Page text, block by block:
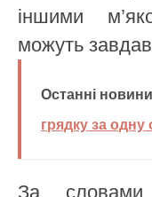
іншими
можуть
Останні
грядку за одну
За словами